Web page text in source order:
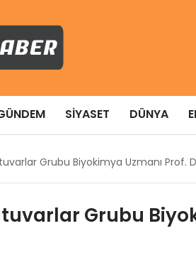
SIYASET DÜNYA
Grubu Biyokimya Uzmanı Prof.
Grubu